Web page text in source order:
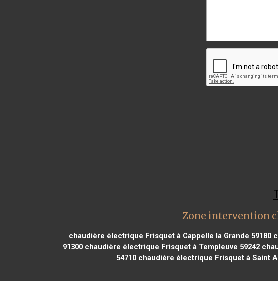
Zone intervention
chaudière électrique Frisquet à Cappelle la Grande 59180
91300 chaudière électrique Frisquet à Templeuve 59242
54710 chaudière électrique Frisquet à Saint